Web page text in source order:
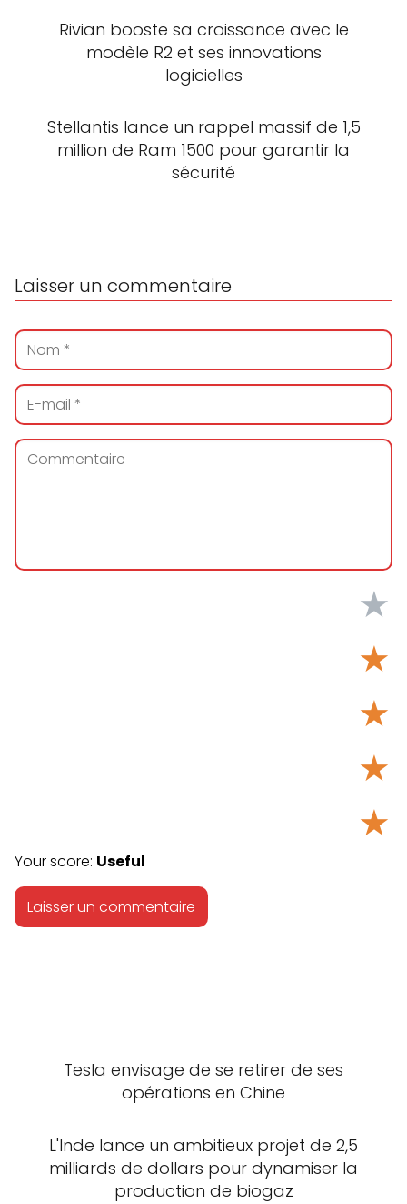
Rivian booste sa croissance avec le
modèle R2 et ses innovations
logicielles
Stellantis lance un rappel massif de 1,5
million de Ram 1500 pour garantir la
sécurité
Laisser un commentaire
★
★
★
★
★
Your score: Useful
Tesla envisage de se retirer de ses
opérations en Chine
L'Inde lance un ambitieux projet de 2,5
milliards de dollars pour dynamiser la
production de biogaz